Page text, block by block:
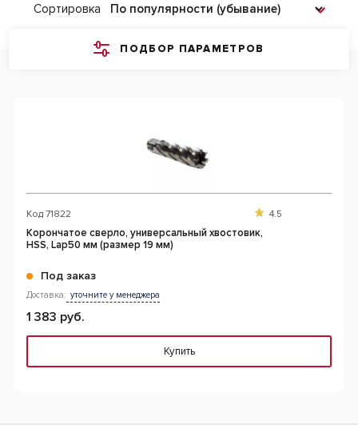
ПОДБОР ПАРАМЕТРОВ
Сортировка
Код 71822 4.5
Корончатое сверло, универсальный хвостовик,
HSS, Lap50 мм (размер 19 мм)
Под заказ
Доставка: уточните у менеджера
1 383 руб.
Купить